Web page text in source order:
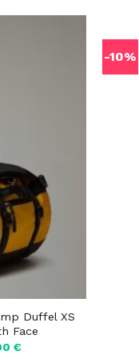
Duffel XS
Face
€Il
-10%